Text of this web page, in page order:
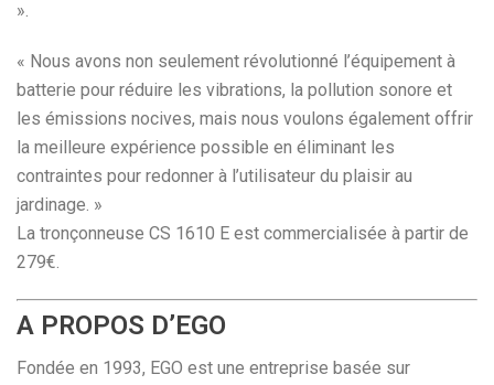
».
« Nous avons non seulement révolutionné l’équipement à
batterie pour réduire les vibrations, la pollution sonore et
les émissions nocives, mais nous voulons également offrir
la meilleure expérience possible en éliminant les
contraintes pour redonner à l’utilisateur du plaisir au
jardinage. »
La tronçonneuse CS 1610 E est commercialisée à partir de
279€.
A PROPOS D’EGO
Fondée en 1993, EGO est une entreprise basée sur